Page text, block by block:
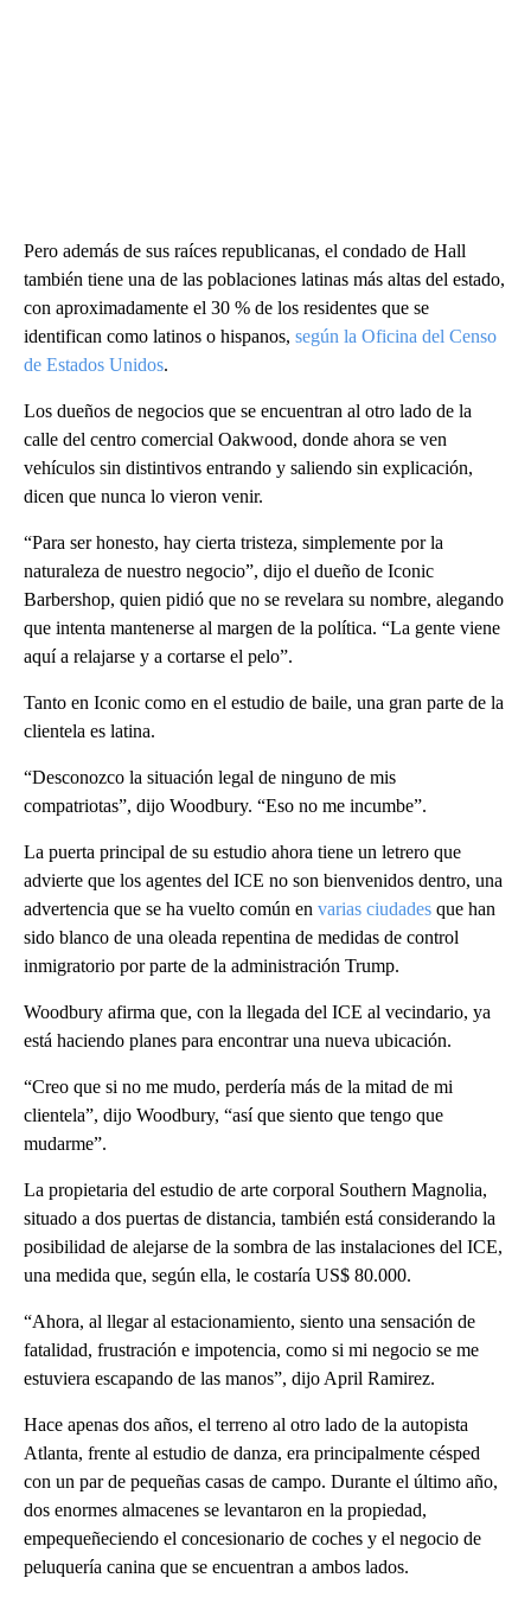
Pero además de sus raíces republicanas, el condado de Hall
también tiene una de las poblaciones latinas más altas del estado,
con aproximadamente el 30 % de los residentes que se
identifican como latinos o hispanos, según la Oficina del Censo
de Estados Unidos.
Los dueños de negocios que se encuentran al otro lado de la
calle del centro comercial Oakwood, donde ahora se ven
vehículos sin distintivos entrando y saliendo sin explicación,
dicen que nunca lo vieron venir.
“Para ser honesto, hay cierta tristeza, simplemente por la
naturaleza de nuestro negocio”, dijo el dueño de Iconic
Barbershop, quien pidió que no se revelara su nombre, alegando
que intenta mantenerse al margen de la política. “La gente viene
aquí a relajarse y a cortarse el pelo”.
Tanto en Iconic como en el estudio de baile, una gran parte de la
clientela es latina.
“Desconozco la situación legal de ninguno de mis
compatriotas”, dijo Woodbury. “Eso no me incumbe”.
La puerta principal de su estudio ahora tiene un letrero que
advierte que los agentes del ICE no son bienvenidos dentro, una
advertencia que se ha vuelto común en varias ciudades que han
sido blanco de una oleada repentina de medidas de control
inmigratorio por parte de la administración Trump.
Woodbury afirma que, con la llegada del ICE al vecindario, ya
está haciendo planes para encontrar una nueva ubicación.
“Creo que si no me mudo, perdería más de la mitad de mi
clientela”, dijo Woodbury, “así que siento que tengo que
mudarme”.
La propietaria del estudio de arte corporal Southern Magnolia,
situado a dos puertas de distancia, también está considerando la
posibilidad de alejarse de la sombra de las instalaciones del ICE,
una medida que, según ella, le costaría US$ 80.000.
“Ahora, al llegar al estacionamiento, siento una sensación de
fatalidad, frustración e impotencia, como si mi negocio se me
estuviera escapando de las manos”, dijo April Ramirez.
Hace apenas dos años, el terreno al otro lado de la autopista
Atlanta, frente al estudio de danza, era principalmente césped
con un par de pequeñas casas de campo. Durante el último año,
dos enormes almacenes se levantaron en la propiedad,
empequeñeciendo el concesionario de coches y el negocio de
peluquería canina que se encuentran a ambos lados.